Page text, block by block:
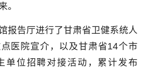
。
报告厅进行了甘肃省卫健系统人
医院宣介，以及甘肃省14个市
单位招聘对接活动，累计发布